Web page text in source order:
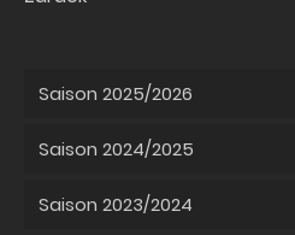
Saison 2025/2026
Saison 2024/2025
Saison 2023/2024